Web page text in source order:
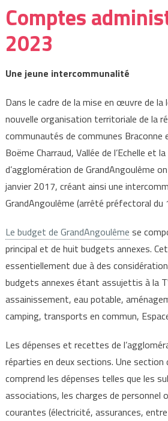
Comptes
2023
Une jeune intercommunalité
Dans le cadre de la mise en œuvre de
nouvelle organisation territoriale de la
communautés de communes Braconne
Boëme Charraud, Vallée de l’Echelle et
d’agglomération de GrandAngoulême
janvier 2017, créant ainsi une
GrandAngoulême (arrêté préfectoral du
Le budget de GrandAngoulême se
principal et de huit budgets annexes.
essentiellement due à des
budgets annexes étant assujettis à la
assainissement, eau potable,
camping, transports en commun,
Les dépenses et recettes de
réparties en deux sections. Une
comprend les dépenses telles que les
associations, les charges de personnel
courantes (électricité, assurances,